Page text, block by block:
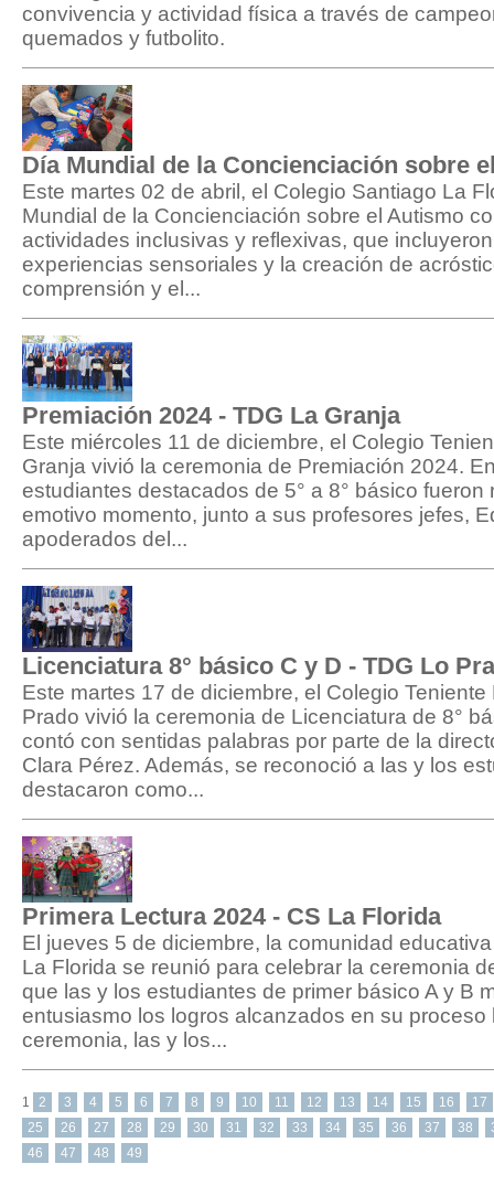
convivencia y actividad física a través de
quemados y futbolito.
Día Mundial de la Concienciación sobre
Este martes 02 de abril, el Colegio Santiago La
Mundial de la Concienciación sobre el Autismo
actividades inclusivas y reflexivas, que
experiencias sensoriales y la creación de
comprensión y el...
Premiación 2024 - TDG La Granja
Este miércoles 11 de diciembre, el Colegio
Granja vivió la ceremonia de Premiación 2024.
estudiantes destacados de 5° a 8° básico
emotivo momento, junto a sus profesores jefes,
apoderados del...
Licenciatura 8° básico C y D - TDG Lo
Este martes 17 de diciembre, el Colegio
Prado vivió la ceremonia de Licenciatura de 8°
contó con sentidas palabras por parte de la
Clara Pérez. Además, se reconoció a las y los
destacaron como...
Primera Lectura 2024 - CS La Florida
El jueves 5 de diciembre, la comunidad
La Florida se reunió para celebrar la ceremonia
que las y los estudiantes de primer básico A y B
entusiasmo los logros alcanzados en su proceso
ceremonia, las y los...
1 2 3 4 5 6 7 8 9 10 11 12 13 14 15 16
17
25
26 27 28 29 30 31 32 33 34 35 36 37 38
46
47 48 49